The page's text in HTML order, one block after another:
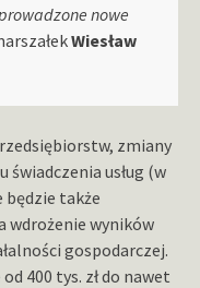
nowe
Wiesław
zmiany
świadczenia usług (w
będzie także
wdrożenie wyników
gospodarczej.
400 tys. zł do nawet